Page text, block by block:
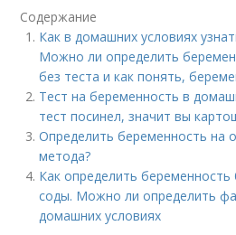
Содержание
Как в домашних условиях
Можно ли определить
без теста и как понять,
Тест на беременность в
тест посинел, значит вы
Определить беременность на
метода?
Как определить
соды. Можно ли определить
домашних условиях